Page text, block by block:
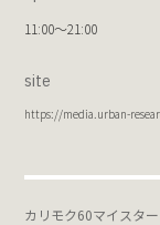
11:00～21:00
site
https://media.urban-
カリモク60マイスター